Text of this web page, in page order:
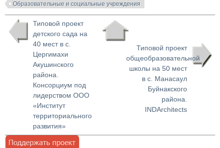
Образовательные и социальные учреждения
Типовой проект
детского сада на
40 мест в с.
Цергимахи
Акушинского
района.
Консорциум под
лидерством ООО
«Институт
территориального
развития»
Типовой проект
общеобразовательной
школы на 50 мест
в с. Манасаул
Буйнакского
района.
INDArchitects